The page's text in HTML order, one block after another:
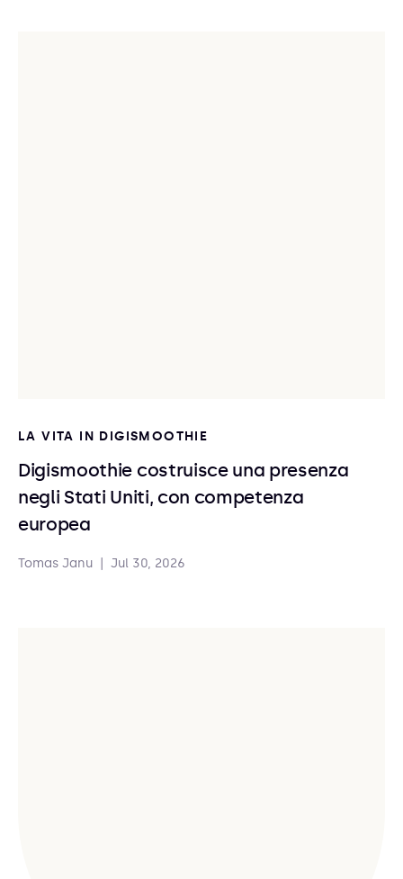
LA VITA IN DIGISMOOTHIE
Digismoothie costruisce una presenza
negli Stati Uniti, con competenza
europea
Tomas Janu Jul 30, 2026